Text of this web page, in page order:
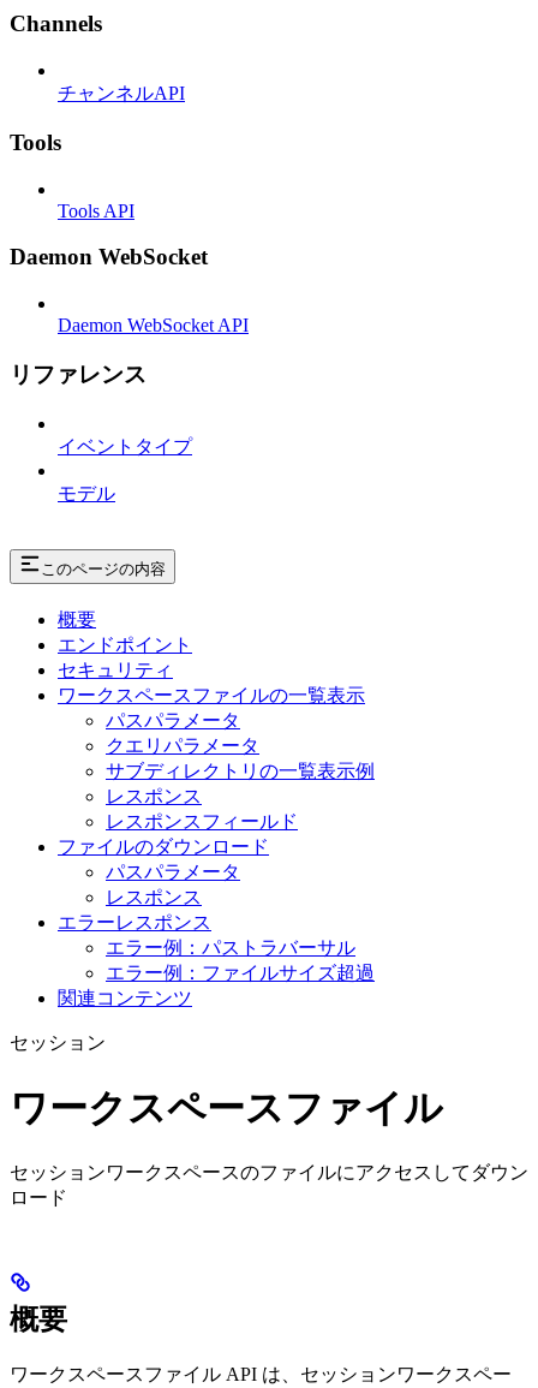
Channels
チャンネルAPI
Tools
Tools API
Daemon WebSocket
Daemon WebSocket API
リファレンス
イベントタイプ
モデル
このページの内容
概要
エンドポイント
セキュリティ
ワークスペースファイルの一覧表示
パスパラメータ
クエリパラメータ
サブディレクトリの一覧表示例
レスポンス
レスポンスフィールド
ファイルのダウンロード
パスパラメータ
レスポンス
エラーレスポンス
エラー例：パストラバーサル
エラー例：ファイルサイズ超過
関連コンテンツ
セッション
ワークスペースファイル
セッションワークスペースのファイルにアクセスしてダウン
ロード
概要
ワークスペースファイル API は、セッションワークスペー